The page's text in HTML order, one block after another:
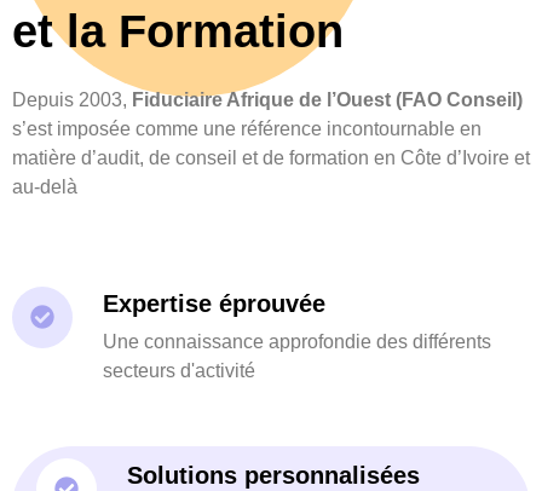
et la Formation
Depuis 2003, Fiduciaire Afrique de l’Ouest (FAO Conseil)
s’est imposée comme une référence incontournable en
matière d’audit, de conseil et de formation en Côte d’Ivoire et
au-delà
Expertise éprouvée
Une connaissance approfondie des différents
secteurs d'activité
Solutions personnalisées